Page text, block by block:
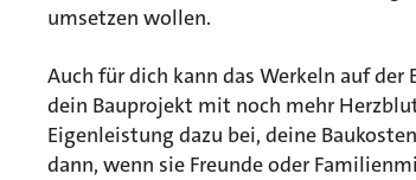
umsetzen wollen.
Auch für dich kann das Werkeln auf
dein Bauprojekt mit noch mehr
Eigenleistung dazu bei, deine
dann, wenn sie Freunde oder